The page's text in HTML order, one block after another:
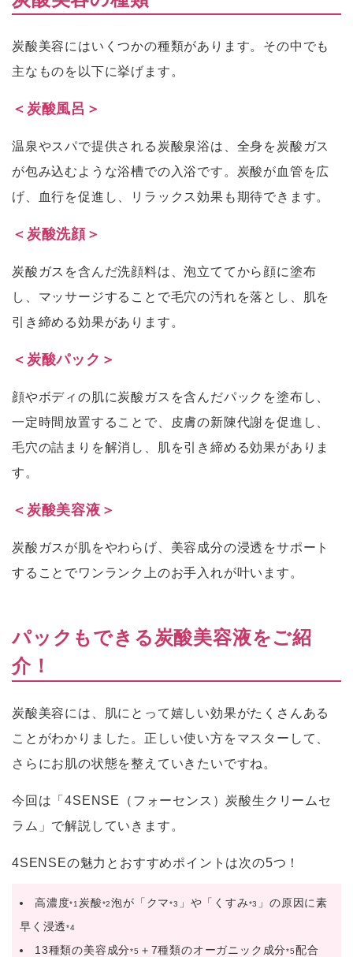
炭酸美容にはいくつかの種類があります。その中でも
主なものを以下に挙げます。
＜炭酸風呂＞
温泉やスパで提供される炭酸泉浴は、全身を炭酸ガス
が包み込むような浴槽での入浴です。炭酸が血管を広
げ、血行を促進し、リラックス効果も期待できます。
＜炭酸洗顔＞
炭酸ガスを含んだ洗顔料は、泡立ててから顔に塗布
し、マッサージすることで毛穴の汚れを落とし、肌を
引き締める効果があります。
＜炭酸パック＞
顔やボディの肌に炭酸ガスを含んだパックを塗布し、
一定時間放置することで、皮膚の新陳代謝を促進し、
毛穴の詰まりを解消し、肌を引き締める効果がありま
す。
＜炭酸美容液＞
炭酸ガスが肌をやわらげ、美容成分の浸透をサポート
することでワンランク上のお手入れが叶います。
パックもできる炭酸美容液をご紹
介！
炭酸美容には、肌にとって嬉しい効果がたくさんある
ことがわかりました。正しい使い方をマスターして、
さらにお肌の状態を整えていきたいですね。
今回は「4SENSE（フォーセンス）炭酸生クリームセ
ラム」で解説していきます。
4SENSEの魅力とおすすめポイントは次の5つ！
高濃度*1 炭酸*2泡が「クマ*3 」や「くすみ*3
」の原因に素
早く浸透*4
13種類の美容成分*5 ＋7種類のオーガニック成分*5配合